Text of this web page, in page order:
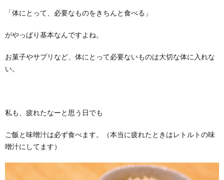
「体にとって、必要なものをきちんと食べる」
がやっぱり基本なんですよね。
お菓子やサプリなど、体にとって必要ないものは大切な体に入れな
い。
私も、疲れたなーと思う日でも
ご飯と味噌汁は必ず食べます。（本当に疲れたときはレトルトの味
噌汁にしてます）